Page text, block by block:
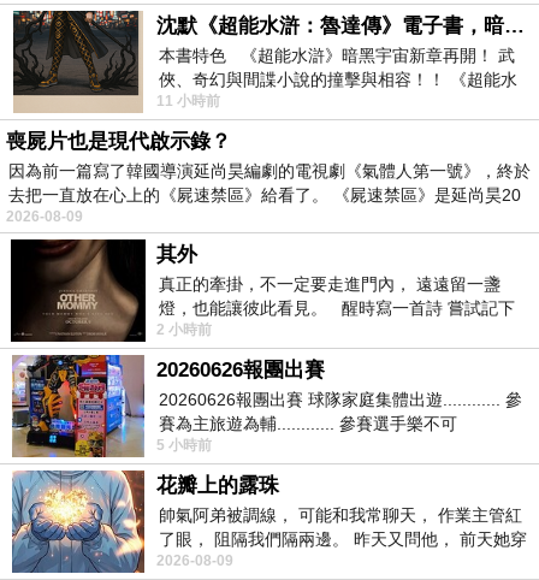
沈默《超能水滸：魯達傳》電子書，暗黑宇宙新章，一一五年八月璀璨上架！
本書特色 《超能水滸》暗黑宇宙新章再開！ 武
俠、奇幻與間諜小說的撞擊與相容！！ 《超能水
滸》系列第四部變幻登場
11 小時前
喪屍片也是現代啟示錄？
因為前一篇寫了韓國導演延尚昊編劇的電視劇《氣體人第一號》，終於
去把一直放在心上的《屍速禁區》給看了。 《屍速禁區》是延尚昊20
2026-08-09
其外
真正的牽掛，不一定要走進門內， 遠遠留一盞
燈，也能讓彼此看見。 醒時寫一首詩 嘗試記下
寂寞 卻只能記下它的附屬物 原
2 小時前
20260626報團出賽
20260626報團出賽 球隊家庭集體出遊............ 參
賽為主旅遊為輔............ 參賽選手樂不可
支............ 賽前旅遊
5 小時前
花瓣上的露珠
帥氣阿弟被調線， 可能和我常聊天， 作業主管紅
了眼， 阻隔我們隔兩邊。 昨天又問他， 前天她穿
什麼顏色衣服， 不經
2026-08-09